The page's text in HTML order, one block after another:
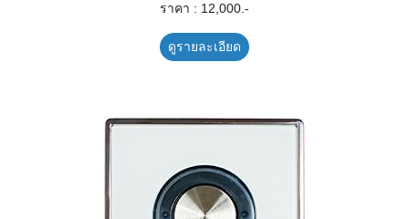
ราคา : 12,000.-
ดูรายละเอียด